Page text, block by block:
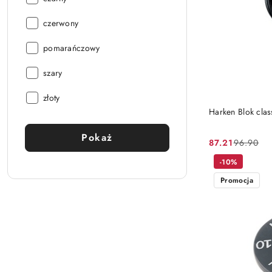
Kolor:
czerwony
Kolor:
pomarańczowy
Kolor:
szary
Kolor:
złoty
Pokaż
Harken Blok
Cena
promocyjna:
87.21
Cena
przed
promocją:
96.90
-10%
Promocja